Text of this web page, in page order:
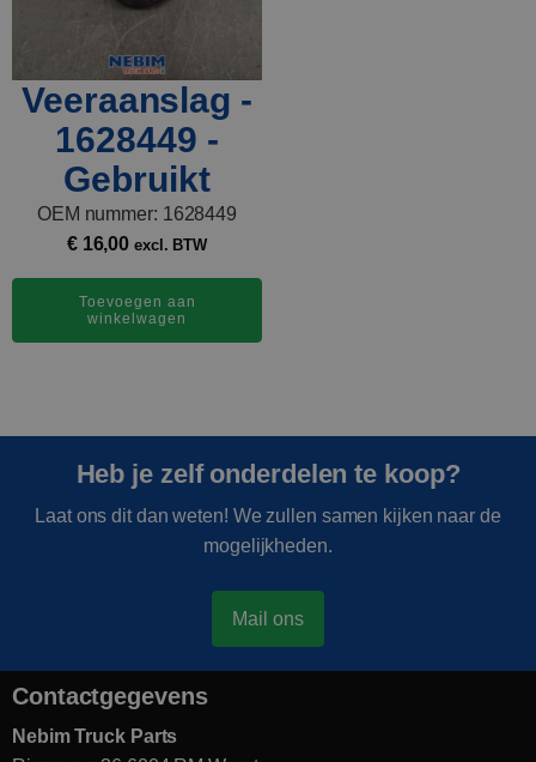
Veeraanslag -
1628449 -
Gebruikt
OEM nummer: 1628449
€16,00 excl. BTW
Toevoegen aan
winkelwagen
Heb je zelf onderdelen te koop?
Laat ons dit dan weten! We zullen samen kijken naar de
mogelijkheden.
Mail ons
Contactgegevens
Nebim Truck Parts